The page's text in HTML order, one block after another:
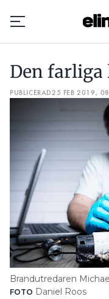
Prenumerera
Hantera
Lediga jobb
Annonsera
Läs E-
Om tidningen
Kontakt
Personuppgifter
Search for:
Den
PUBLICERAD25 FEB 2019,
Brandutredaren
FOTO Daniel Roos
DEN FARLIGA